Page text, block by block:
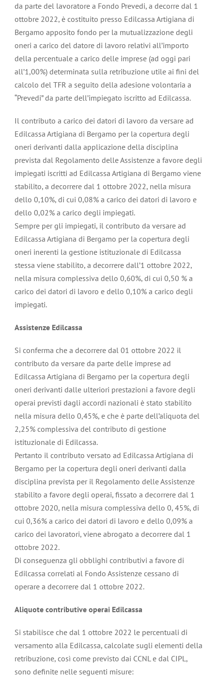
da parte del lavoratore a Fondo Prevedi, a decorre dal 1
ottobre 2022, è costituito presso Edilcassa Artigiana di
Bergamo apposito fondo per la mutualizzazione degli
oneri a carico del datore di lavoro relativi all’importo
della percentuale a carico delle imprese (ad oggi pari
all’1,00%) determinata sulla retribuzione utile ai fini del
calcolo del TFR a seguito della adesione volontaria a
“Prevedi” da parte dell’impiegato iscritto ad Edilcassa.
Il contributo a carico dei datori di lavoro da versare ad
Edilcassa Artigiana di Bergamo per la copertura degli
oneri derivanti dalla applicazione della disciplina
prevista dal Regolamento delle Assistenze a favore degli
impiegati iscritti ad Edilcassa Artigiana di Bergamo viene
stabilito, a decorrere dal 1 ottobre 2022, nella misura
dello 0,10%, di cui 0,08% a carico dei datori di lavoro e
dello 0,02% a carico degli impiegati.
Sempre per gli impiegati, il contributo da versare ad
Edilcassa Artigiana di Bergamo per la copertura degli
oneri inerenti la gestione istituzionale di Edilcassa
stessa viene stabilito, a decorrere dall’1 ottobre 2022,
nella misura complessiva dello 0,60%, di cui 0,50 % a
carico dei datori di lavoro e dello 0,10% a carico degli
impiegati.
Assistenze Edilcassa
Si conferma che a decorrere dal 01 ottobre 2022 il
contributo da versare da parte delle imprese ad
Edilcassa Artigiana di Bergamo per la copertura degli
oneri derivanti dalle ulteriori prestazioni a favore degli
operai previsti dagli accordi nazionali è stato stabilito
nella misura dello 0,45%, e che è parte dell’aliquota del
2,25% complessiva del contributo di gestione
istituzionale di Edilcassa.
Pertanto il contributo versato ad Edilcassa Artigiana di
Bergamo per la copertura degli oneri derivanti dalla
disciplina prevista per il Regolamento delle Assistenze
stabilito a favore degli operai, fissato a decorrere dal 1
ottobre 2020, nella misura complessiva dello 0, 45%, di
cui 0,36% a carico dei datori di lavoro e dello 0,09% a
carico dei lavoratori, viene abrogato a decorrere dal 1
ottobre 2022.
Di conseguenza gli obblighi contributivi a favore di
Edilcassa correlati al Fondo Assistenze cessano di
operare a decorrere dal 1 ottobre 2022.
Aliquote contributive operai Edilcassa
Si stabilisce che dal 1 ottobre 2022 le percentuali di
versamento alla Edilcassa, calcolate sugli elementi della
retribuzione, così come previsto dai CCNL e dal CIPL,
sono definite nelle seguenti misure: